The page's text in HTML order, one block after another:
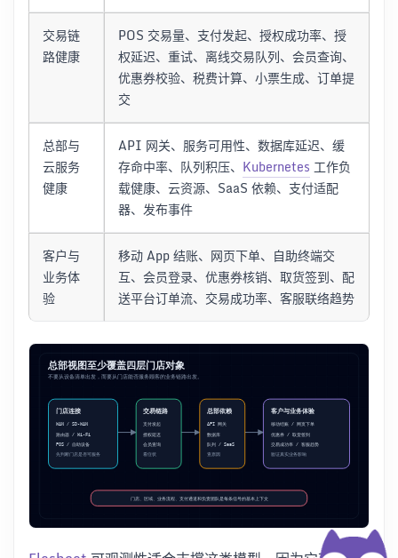
交易链
路健康
POS 交易量、支付发起、授权成功率、授
权延迟、重试、离线交易队列、会员查询、
优惠券校验、税费计算、小票生成、订单提
交
总部与
云服务
健康
API 网关、服务可用性、数据库延迟、缓
存命中率、队列积压、 Kubernetes 工作负
载健康、云资源、SaaS 依赖、支付适配
器、发布事件
客户与
业务体
验
移动 App 结账、网页下单、自助终端交
互、会员登录、优惠券核销、取货签到、配
送平台订单流、交易成功率、客服联络趋势